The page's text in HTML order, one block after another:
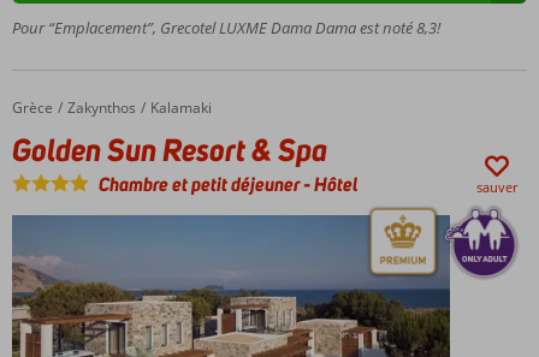
de luxe et
tranquillité
choix de
types de
chambres
Vos
papilles
que
l'embarras
du choix !
Formule
Pour “Emplacement”, Grecotel LUXME Dama Dama est noté 8,3!
Accueil
Grèce Zakynthos Kalamaki
Golden Sun Resort & Spa
Golden Sun Resort & Spa
Chambre et petit déjeuner-Hôtel sauver